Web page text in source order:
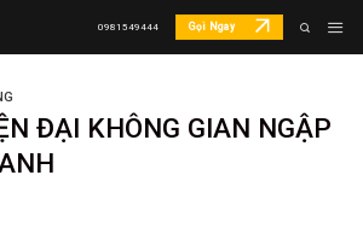
0981549444 Gọi Ngay
ĐẠI KHÔNG GIAN NGẬP